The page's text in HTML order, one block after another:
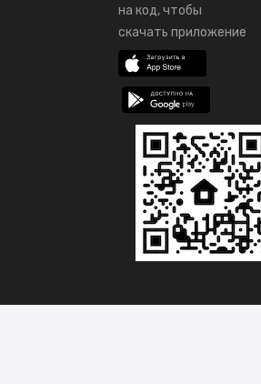
на код, чтобы
скачать приложение